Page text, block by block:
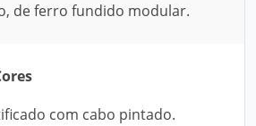
de ferro fundido modular.
com cabo pintado.